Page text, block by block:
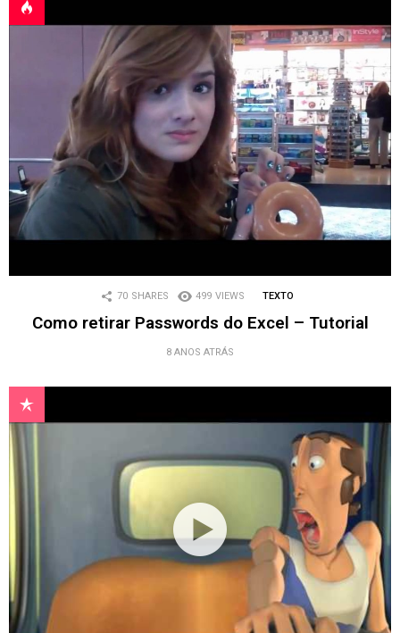
70 SHARES 499 VIEWS TEXTO
Como retirar Passwords do Excel – Tutorial
8 ANOS ATRÁS